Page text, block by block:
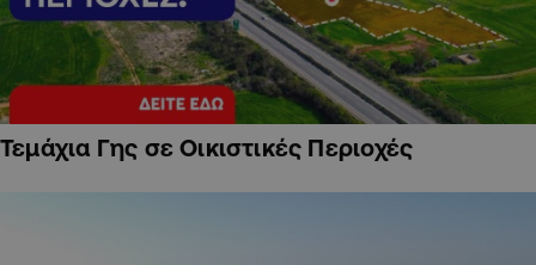
Τεμάχια Γης σε Οικιστικές Περιοχές